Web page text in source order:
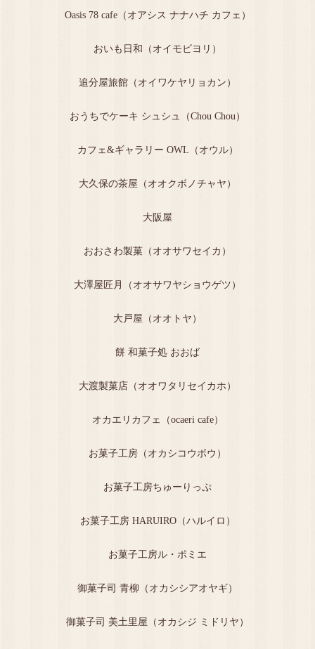
Oasis 78 cafe（オアシス ナナハチ カフェ）
おいも日和（オイモビヨリ）
追分屋旅館（オイワケヤリョカン）
おうちでケーキ シュシュ（Chou Chou）
カフェ&ギャラリー OWL（オウル）
大久保の茶屋（オオクボノチャヤ）
大阪屋
おおさわ製菓（オオサワセイカ）
大澤屋匠月（オオサワヤショウゲツ）
大戸屋（オオトヤ）
餅 和菓子処 おおば
大渡製菓店（オオワタリセイカホ）
オカエリカフェ（ocaeri cafe）
お菓子工房（オカシコウボウ）
お菓子工房ちゅーりっぷ
お菓子工房 HARUIRO（ハルイロ）
お菓子工房ル・ポミエ
御菓子司 青柳（オカシシアオヤギ）
御菓子司 美土里屋（オカシジ ミドリヤ）